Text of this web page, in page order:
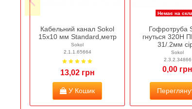
Кабельний канал Sokol
15х10 мм Standard,метр
Sokol
2.1.1.65664
13,02 грн
У Кошик
Немає на
Гофротруба
гнуться 320Н
31/.2мм
Sokol
2.3.2.34866
0,00 грн